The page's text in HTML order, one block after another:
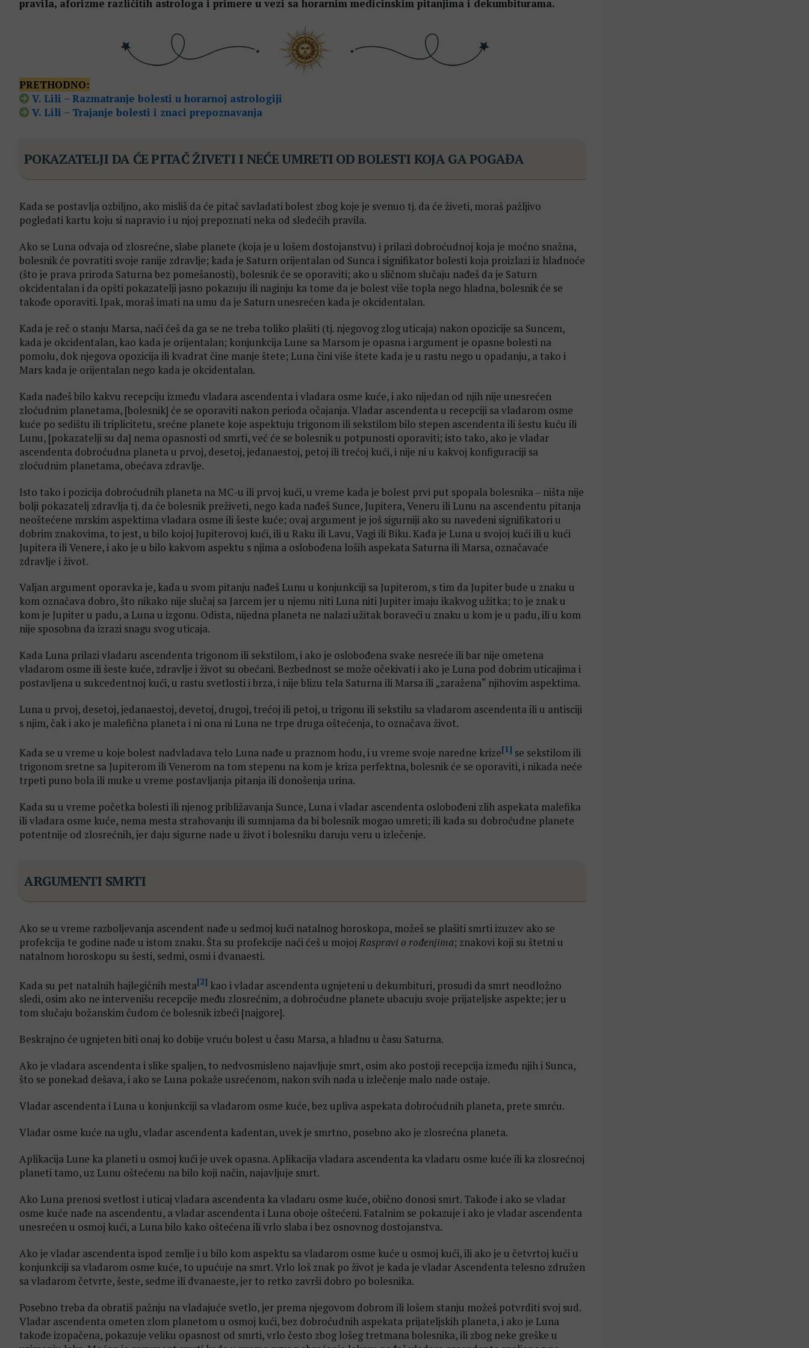
pravila, aforizme različitih astrologa i primere u vezi sa horarnim medicinskim pitanjima i dekumbiturama.
PRETHODNO:
V. Lili – Razmatranje bolesti u horarnoj astrologiji
V. Lili – Trajanje bolesti i znaci prepoznavanja
POKAZATELJI DA ĆE PITAČ ŽIVETI I NEĆE UMRETI OD BOLESTI KOJA GA POGAĐA
Kada se postavlja ozbiljno, ako misliš da će pitač savladati bolest zbog koje je svenuo tj. da će živeti, moraš pažljivo
pogledati kartu koju si napravio i u njoj prepoznati neka od sledećih pravila.
Ako se Luna odvaja od zlosrećne, slabe planete (koja je u lošem dostojanstvu) i prilazi dobroćudnoj koja je moćno snažna,
bolesnik će povratiti svoje ranije zdravlje; kada je Saturn orijentalan od Sunca i signifikator bolesti koja proizlazi iz hladnoće
(što je prava priroda Saturna bez pomešanosti), bolesnik će se oporaviti; ako u sličnom slučaju nađeš da je Saturn
okcidentalan i da opšti pokazatelji jasno pokazuju ili naginju ka tome da je bolest više topla nego hladna, bolesnik će se
takođe oporaviti. Ipak, moraš imati na umu da je Saturn unesrećen kada je okcidentalan.
Kada je reč o stanju Marsa, naći ćeš da ga se ne treba toliko plašiti (tj. njegovog zlog uticaja) nakon opozicije sa Suncem,
kada je okcidentalan, kao kada je orijentalan; konjunkcija Lune sa Marsom je opasna i argument je opasne bolesti na
pomolu, dok njegova opozicija ili kvadrat čine manje štete; Luna čini više štete kada je u rastu nego u opadanju, a tako i
Mars kada je orijentalan nego kada je okcidentalan.
Kada nađeš bilo kakvu recepciju između vladara ascendenta i vladara osme kuće, i ako nijedan od njih nije unesrećen
zloćudnim planetama, [bolesnik] će se oporaviti nakon perioda očajanja. Vladar ascendenta u recepciji sa vladarom osme
kuće po sedištu ili triplicitetu, srećne planete koje aspektuju trigonom ili sekstilom bilo stepen ascendenta ili šestu kuću ili
Lunu, [pokazatelji su da] nema opasnosti od smrti, već će se bolesnik u potpunosti oporaviti; isto tako, ako je vladar
ascendenta dobroćudna planeta u prvoj, desetoj, jedanaestoj, petoj ili trećoj kući, i nije ni u kakvoj konfiguraciji sa
zloćudnim planetama, obećava zdravlje.
Isto tako i pozicija dobroćudnih planeta na MC-u ili prvoj kući, u vreme kada je bolest prvi put spopala bolesnika – ništa nije
bolji pokazatelj zdravlja tj. da će bolesnik preživeti, nego kada nađeš Sunce, Jupitera, Veneru ili Lunu na ascendentu pitanja
neoštećene mrskim aspektima vladara osme ili šeste kuće; ovaj argument je još sigurniji ako su navedeni signifikatori u
dobrim znakovima, to jest, u bilo kojoj Jupiterovoj kući, ili u Raku ili Lavu, Vagi ili Biku. Kada je Luna u svojoj kući ili u kući
Jupitera ili Venere, i ako je u bilo kakvom aspektu s njima a oslobođena loših aspekata Saturna ili Marsa, označavaće
zdravlje i život.
Valjan argument oporavka je, kada u svom pitanju nađeš Lunu u konjunkciji sa Jupiterom, s tim da Jupiter bude u znaku u
kom označava dobro, što nikako nije slučaj sa Jarcem jer u njemu niti Luna niti Jupiter imaju ikakvog užitka; to je znak u
kom je Jupiter u padu, a Luna u izgonu. Odista, nijedna planeta ne nalazi užitak boraveći u znaku u kom je u padu, ili u kom
nije sposobna da izrazi snagu svog uticaja.
Kada Luna prilazi vladaru ascendenta trigonom ili sekstilom, i ako je oslobođena svake nesreće ili bar nije ometena
vladarom osme ili šeste kuće, zdravlje i život su obećani. Bezbednost se može očekivati i ako je Luna pod dobrim uticajima i
postavljena u sukcedentnoj kući, u rastu svetlosti i brza, i nije blizu tela Saturna ili Marsa ili „zaražena“ njihovim aspektima.
Luna u prvoj, desetoj, jedanaestoj, devetoj, drugoj, trećoj ili petoj, u trigonu ili sekstilu sa vladarom ascendenta ili u antisciji
s njim, čak i ako je malefična planeta i ni ona ni Luna ne trpe druga oštećenja, to označava život.
Kada se u vreme u koje bolest nadvladava telo Luna nađe u praznom hodu, i u vreme svoje naredne krize[1] se sekstilom ili
trigonom sretne sa Jupiterom ili Venerom na tom stepenu na kom je kriza perfektna, bolesnik će se oporaviti, i nikada neće
trpeti puno bola ili muke u vreme postavljanja pitanja ili donošenja urina.
Kada su u vreme početka bolesti ili njenog približavanja Sunce, Luna i vladar ascendenta oslobođeni zlih aspekata malefika
ili vladara osme kuće, nema mesta strahovanju ili sumnjama da bi bolesnik mogao umreti; ili kada su dobroćudne planete
potentnije od zlosrećnih, jer daju sigurne nade u život i bolesniku daruju veru u izlečenje.
ARGUMENTI SMRTI
Ako se u vreme razboljevanja ascendent nađe u sedmoj kući natalnog horoskopa, možeš se plašiti smrti izuzev ako se
profekcija te godine nađe u istom znaku. Šta su profekcije naći ćeš u mojoj Raspravi o rođenjima; znakovi koji su štetni u
natalnom horoskopu su šesti, sedmi, osmi i dvanaesti.
Kada su pet natalnih hajlegičnih mesta[2] kao i vladar ascendenta ugnjeteni u dekumbituri, prosudi da smrt neodložno
sledi, osim ako ne intervenišu recepcije među zlosrećnim, a dobroćudne planete ubacuju svoje prijateljske aspekte; jer u
tom slučaju božanskim čudom će bolesnik izbeći [najgore].
Beskrajno će ugnjeten biti onaj ko dobije vruću bolest u času Marsa, a hladnu u času Saturna.
Ako je vladara ascendenta i slike spaljen, to nedvosmisleno najavljuje smrt, osim ako postoji recepcija između njih i Sunca,
što se ponekad dešava, i ako se Luna pokaže usrećenom, nakon svih nada u izlečenje malo nade ostaje.
Vladar ascendenta i Luna u konjunkciji sa vladarom osme kuće, bez upliva aspekata dobroćudnih planeta, prete smrću.
Vladar osme kuće na uglu, vladar ascendenta kadentan, uvek je smrtno, posebno ako je zlosrećna planeta.
Aplikacija Lune ka planeti u osmoj kući je uvek opasna. Aplikacija vladara ascendenta ka vladaru osme kuće ili ka zlosrećnoj
planeti tamo, uz Lunu oštećenu na bilo koji način, najavljuje smrt.
Ako Luna prenosi svetlost i uticaj vladara ascendenta ka vladaru osme kuće, obično donosi smrt. Takođe i ako se vladar
osme kuće nađe na ascendentu, a vladar ascendenta i Luna oboje oštećeni. Fatalnim se pokazuje i ako je vladar ascendenta
unesrećen u osmoj kući, a Luna bilo kako oštećena ili vrlo slaba i bez osnovnog dostojanstva.
Ako je vladar ascendenta ispod zemlje i u bilo kom aspektu sa vladarom osme kuće u osmoj kući, ili ako je u četvrtoj kući u
konjunkciji sa vladarom osme kuće, to upućuje na smrt. Vrlo loš znak po život je kada je vladar Ascendenta telesno združen
sa vladarom četvrte, šeste, sedme ili dvanaeste, jer to retko završi dobro po bolesnika.
Posebno treba da obratiš pažnju na vladajuće svetlo, jer prema njegovom dobrom ili lošem stanju možeš potvrditi svoj sud.
Vladar ascendenta ometen zlom planetom u osmoj kući, bez dobroćudnih aspekata prijateljskih planeta, i ako je Luna
takođe izopačena, pokazuje veliku opasnost od smrti, vrlo često zbog lošeg tretmana bolesnika, ili zbog neke greške u